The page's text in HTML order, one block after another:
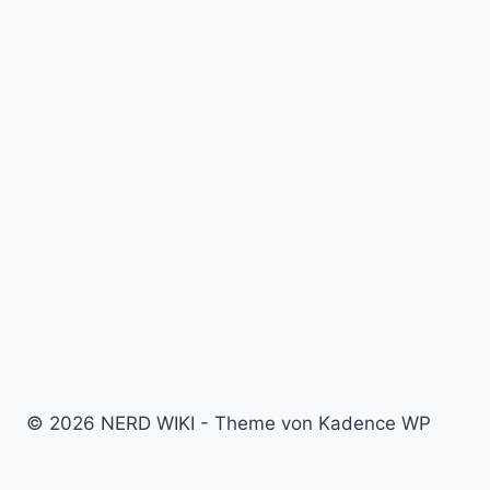
© 2026 NERD WIKI - Theme von Kadence WP